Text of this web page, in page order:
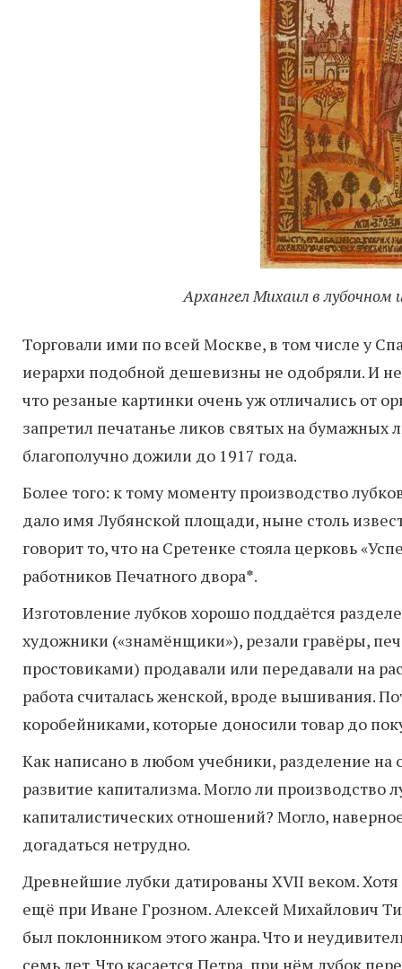
Архангел Михаил в
Торговали ими по всей Москве, в том числе у
иерархи подобной дешевизны не одобряли. И
что резаные картинки очень уж отличались от
запретил печатанье ликов святых на бумажных
благополучно дожили до 1917 года.
Более того: к тому моменту производство
дало имя Лубянской площади, ныне столь
говорит то, что на Сретенке стояла церковь
работников Печатного двора*.
Изготовление лубков хорошо поддаётся
художники («знамёнщики»), резали гравёры,
простовиками) продавали или передавали на
работа считалась женской, вроде вышивания.
коробейниками, которые доносили товар до
Как написано в любом учебники, разделение
развитие капитализма. Могло ли производство
капиталистических отношений? Могло,
догадаться нетрудно.
Древнейшие лубки датированы XVII веком.
ещё при Иване Грозном. Алексей Михайлович
был поклонником этого жанра. Что и
семь лет. Что касается Петра, при нём лубок